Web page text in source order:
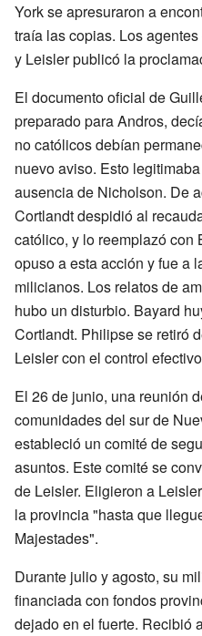
York se apresuraron a
traía las copias. Los
y Leisler publicó la
El documento oficial de
preparado para Andros,
no católicos debían
nuevo aviso. Esto
ausencia de Nicholson. De
Cortlandt despidió al
católico, y lo reemplazó con
opuso a esta acción y fue a
milicianos. Los relatos de
hubo un disturbio. Bayard
Cortlandt. Philipse se retiró
Leisler con el control
El 26 de junio, una reunión
comunidades del sur de
estableció un comité de
asuntos. Este comité se
de Leisler. Eligieron a
la provincia "hasta que
Majestades".
Durante julio y agosto, su
financiada con fondos
dejado en el fuerte. Recibió